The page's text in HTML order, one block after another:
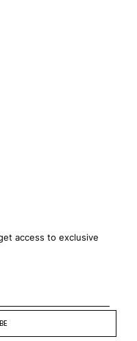
access to exclusive